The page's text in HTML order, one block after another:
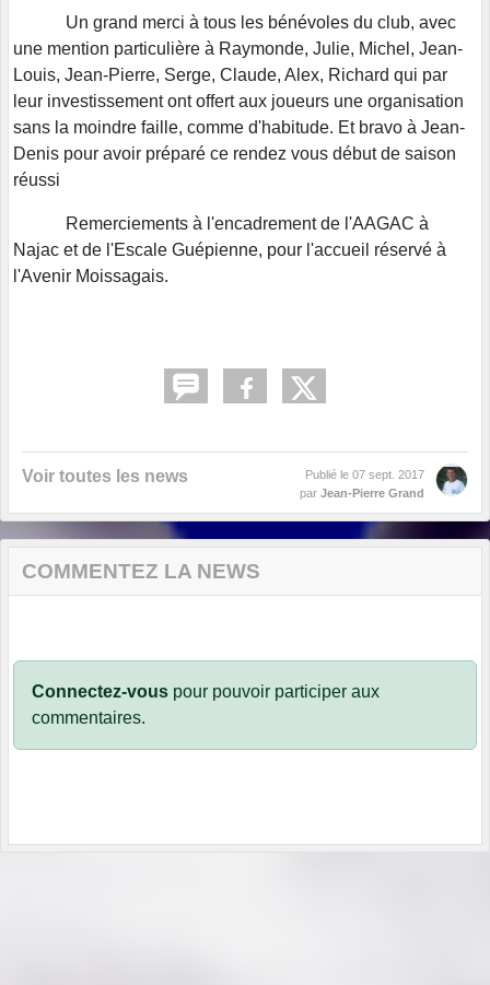
Un grand merci à tous les bénévoles du club, avec
une mention particulière à Raymonde, Julie, Michel, Jean-
Louis, Jean-Pierre, Serge, Claude, Alex, Richard qui par
leur investissement ont offert aux joueurs une organisation
sans la moindre faille, comme d'habitude. Et bravo à Jean-
Denis pour avoir préparé ce rendez vous début de saison
réussi
Remerciements à l'encadrement de l'AAGAC à
Najac et de l'Escale Guépienne, pour l'accueil réservé à
l'Avenir Moissagais.
Voir toutes les news Publié le 07 sept. 2017
par Jean-Pierre Grand
COMMENTEZ LA NEWS
Connectez-vous pour pouvoir participer aux
commentaires.